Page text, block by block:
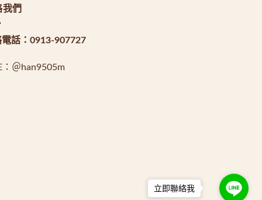
我們
話： 0913-907727
＠han9505m
立即聯絡我